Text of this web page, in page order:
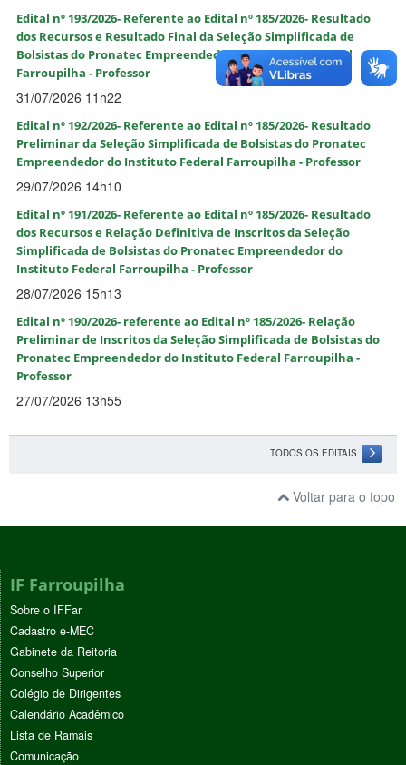
Edital nº 193/2026- Referente ao Edital nº 185/2026- Resultado
dos Recursos e Resultado Final da Seleção Simplificada de
Bolsistas do Pronatec Empreendedor do Instituto Federal
Farroupilha - Professor
31/07/2026 11h22
Edital nº 192/2026- Referente ao Edital nº 185/2026- Resultado
Preliminar da Seleção Simplificada de Bolsistas do Pronatec
Empreendedor do Instituto Federal Farroupilha - Professor
29/07/2026 14h10
Edital nº 191/2026- Referente ao Edital nº 185/2026- Resultado
dos Recursos e Relação Definitiva de Inscritos da Seleção
Simplificada de Bolsistas do Pronatec Empreendedor do
Instituto Federal Farroupilha - Professor
28/07/2026 15h13
Edital nº 190/2026- referente ao Edital nº 185/2026- Relação
Preliminar de Inscritos da Seleção Simplificada de Bolsistas do
Pronatec Empreendedor do Instituto Federal Farroupilha -
Professor
27/07/2026 13h55
TODOS OS EDITAIS
Voltar para o topo
IF Farroupilha
Sobre o IFFar
Cadastro e-MEC
Gabinete da Reitoria
Conselho Superior
Colégio de Dirigentes
Calendário Acadêmico
Lista de Ramais
Comunicação